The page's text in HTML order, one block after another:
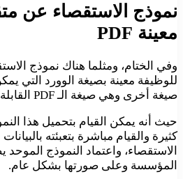
نموذج الاستقصاء عن
معينة PDF
وفي الختام، ومثلما هناك نموذج
للوظيفة معينة بصيغة الوورد التي
صيغة أخرى وهي صيغة الـ PDF القابلة للطباعة والتعبئة.
كثيرة والقيام مباشرة بتعبئته
الاستقصاء، واعتماد النموذج
المؤسسة وعلى صورتها بشكل عام.